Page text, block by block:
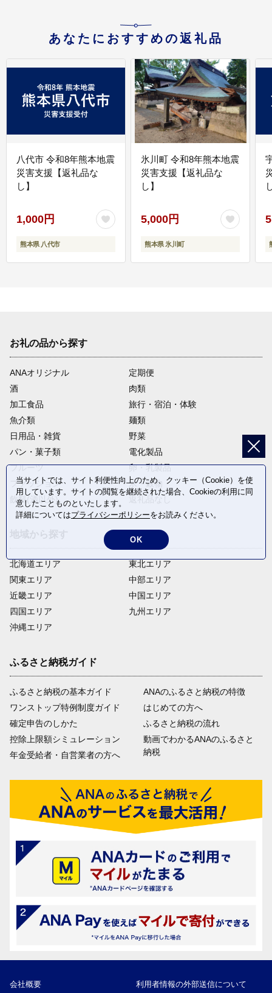
あなたにおすすめの返礼品
八代市 令和8年熊本地震
災害支援【返礼品な
し】
1,000円
熊本県 八代市
氷川町 令和8年熊本地震
災害支援【返礼品な
し】
5,000円
熊本県 氷川町
お礼の品から探す
ANAオリジナル
定期便
酒
肉類
加工食品
旅行・宿泊・体験
魚介類
麺類
日用品・雑貨
野菜
パン・菓子類
電化製品
フルーツ
卵・乳製品
ファッション
米・穀物
飲料(酒以外)
北海道エリア
関東エリア
近畿エリア
四国エリア
沖縄エリア
東北エリア
中部エリア
中国エリア
九州エリア
ふるさと納税ガイド
ふるさと納税の基本ガイド
ワンストップ特例制度ガイド
確定申告のしかた
控除上限額シミュレーション
年金受給者・自営業者の方へ
ANAのふるさと納税の特徴
はじめての方へ
ふるさと納税の流れ
動画でわかるANAのふるさと
納税
会社概要 利用者情報の外部送信について
当サイトでは、サイト利便性向上のため、クッキー（Cookie）を使
用しています。サイトの閲覧を継続された場合、Cookieの利用に同
意したことものといたします。
詳細についてはプライバシーポリシーをお読みください。
OK